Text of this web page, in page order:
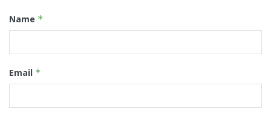
Name *
Email *